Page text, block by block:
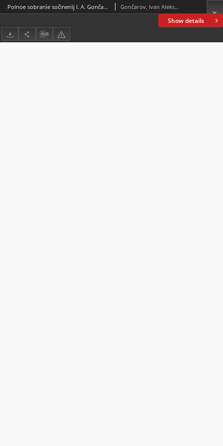
Show details
Polnoe sobranìe sočinenìj I. A. Gončarova v 12 tomah T. 6 Gončarov, Ivan Aleksandrovič (1812-1891)